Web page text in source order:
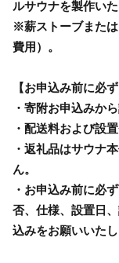
ルサウナを製作いた
※薪ストーブまた
費用）。
【お申込み前に必
・寄附お申込みか
・配送料および設
・返礼品はサウナ
ん。
・お申込み前に必
否、仕様、設置日
込みをお願いいたし